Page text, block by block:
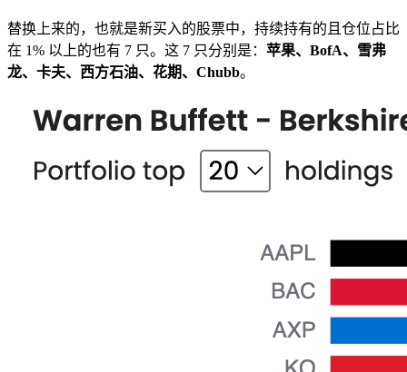
替换上来的，也就是新买入的股票中，持续持有的且仓位占比
在 1% 以上的也有 7 只。这 7 只分别是： 苹果、BofA、雪弗
龙、卡夫、西方石油、花期、Chubb。